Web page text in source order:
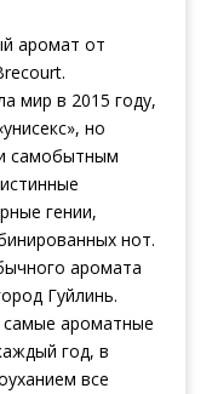
аромат от
мир в 2015 году,
но
самобытным
гении,
нот.
аромата
Гуйлинь.
самые ароматные
год, в
все